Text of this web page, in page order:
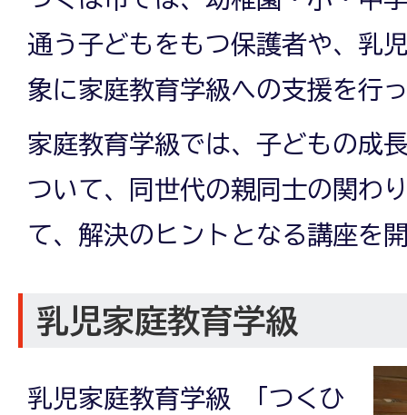
通う子どもをもつ保護者や、乳
象に家庭教育学級への支援を行
家庭教育学級では、子どもの成
ついて、同世代の親同士の関わ
て、解決のヒントとなる講座を
乳児家庭教育学級
乳児家庭教育学級 「つくひ